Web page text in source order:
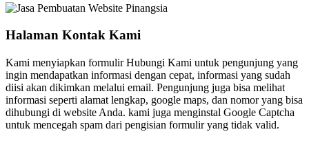
Halaman Kontak Kami
Kami menyiapkan formulir Hubungi Kami untuk pengunjung yang
ingin mendapatkan informasi dengan cepat, informasi yang sudah
diisi akan dikimkan melalui email. Pengunjung juga bisa melihat
informasi seperti alamat lengkap, google maps, dan nomor yang bisa
dihubungi di website Anda. kami juga menginstal Google Captcha
untuk mencegah spam dari pengisian formulir yang tidak valid.